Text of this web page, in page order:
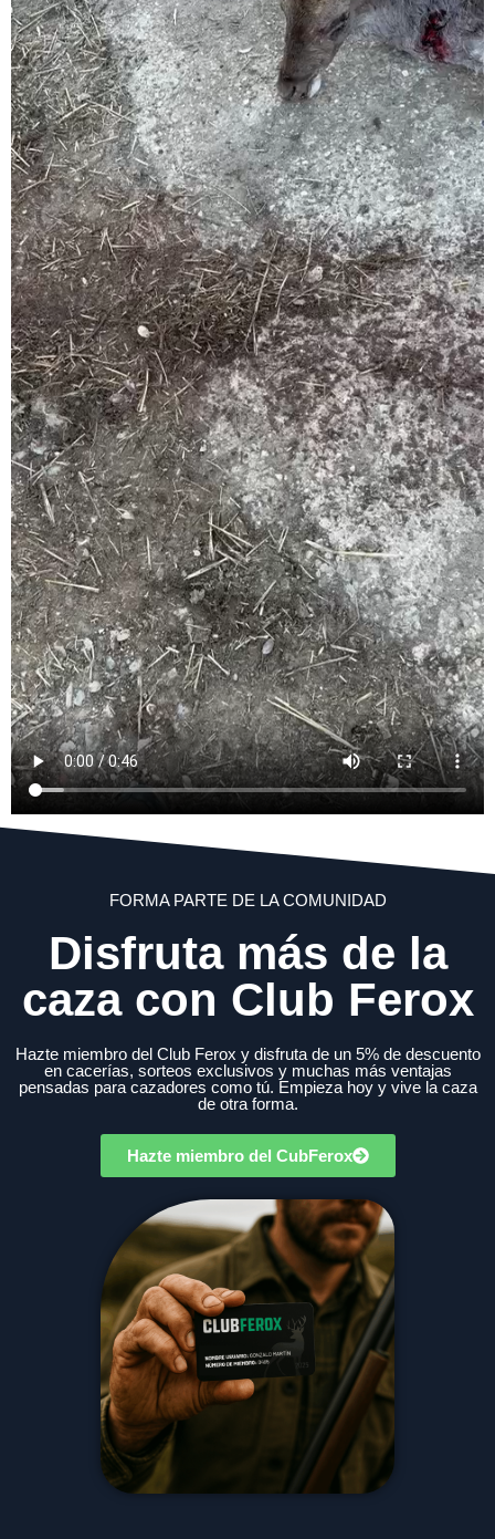
FORMA PARTE DE LA COMUNIDAD
Disfruta más de la
caza con Club Ferox
Hazte miembro del Club Ferox y disfruta de un 5% de descuento
en cacerías, sorteos exclusivos y muchas más ventajas
pensadas para cazadores como tú. Empieza hoy y vive la caza
de otra forma.
Hazte miembro del CubFerox